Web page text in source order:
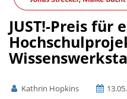
JUST!-Preis für
Kathrin Hopkins